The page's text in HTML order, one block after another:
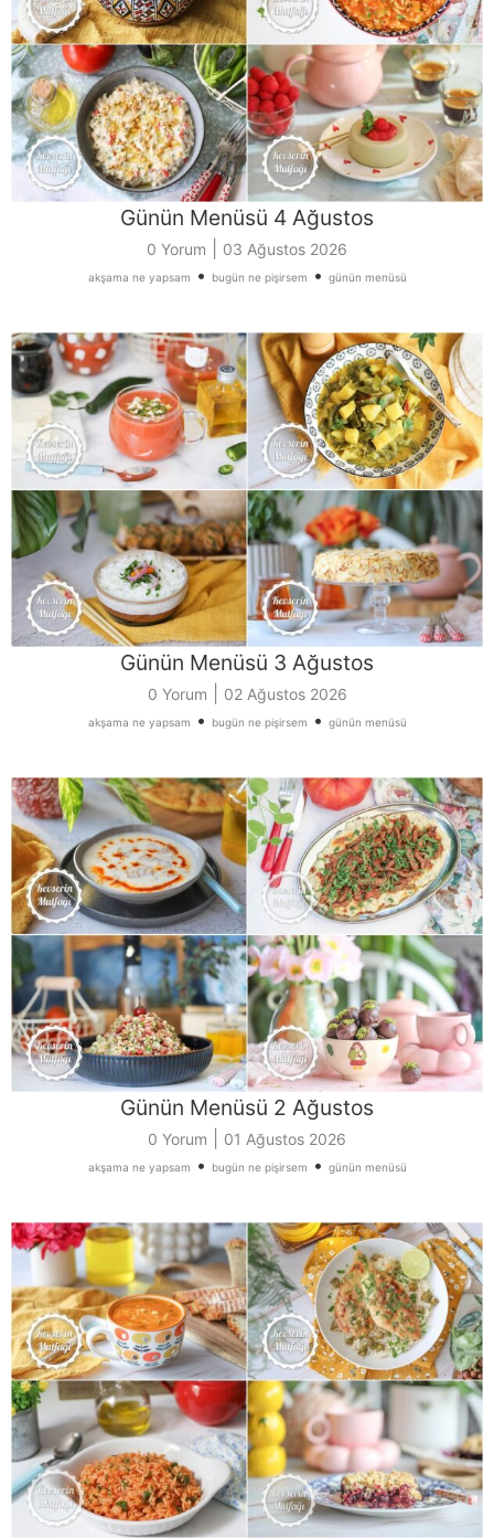
Günün Menüsü 4 Ağustos
0 Yorum 03 Ağustos 2026
akşama ne yapsam • bugün ne pişirsem • günün menüsü
Günün Menüsü 3 Ağustos
0 Yorum 02 Ağustos 2026
akşama ne yapsam • bugün ne pişirsem • günün menüsü
Günün Menüsü 2 Ağustos
0 Yorum 01 Ağustos 2026
akşama ne yapsam • bugün ne pişirsem • günün menüsü